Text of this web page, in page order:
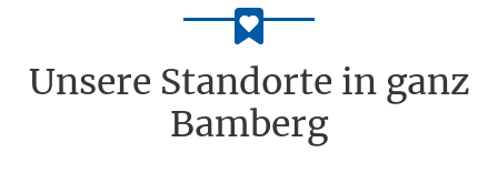
Unsere Standorte in ganz
Bamberg